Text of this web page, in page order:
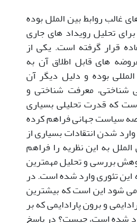
غالب روابط بین الملل بوده
تحلیل رویداد های جاری
قرار گرفته است. یکی از
های قابل اطلاق آن به
بوده و دلیل دیگر آن
شناختی، معرفت شناختی و
که قدرت تحلیلی بسیاری
سیاست جهانی فراهم کرده
شدن انتقادات بسیاری از
به این نظریه را فراهم
بررسی و تحلیل مهمترین
تئوری وارد شده است. در
شود این است که بیشترین
و برون پارادایمی که بر
شده است، چیست؟ در پاسخ